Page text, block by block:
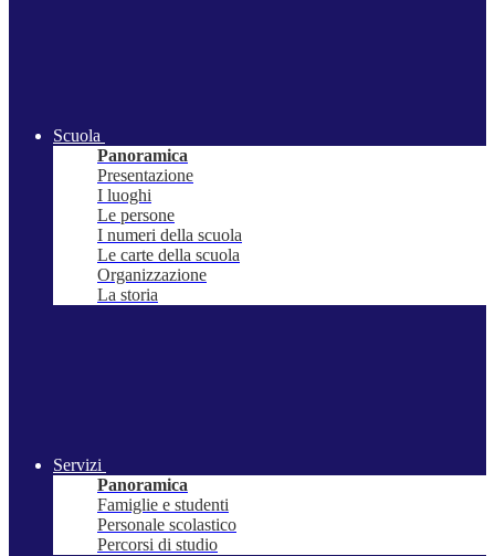
Scuola
Panoramica
Presentazione
I luoghi
Le persone
I numeri della scuola
Le carte della scuola
Organizzazione
La storia
Servizi
Panoramica
Famiglie e studenti
Personale scolastico
Percorsi di studio